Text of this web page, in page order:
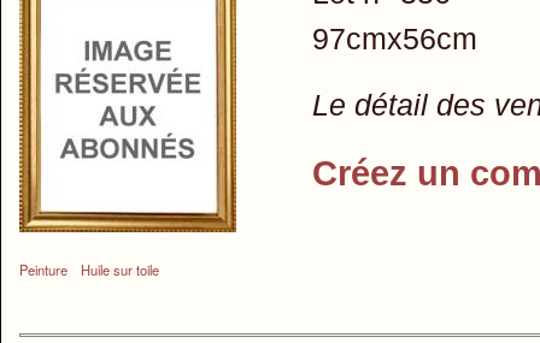
Peinture Huile sur toile
97cmx56cm
Le détail des
Créez un